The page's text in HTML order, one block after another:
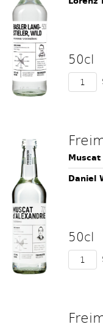
50cl
Daniel
50cl